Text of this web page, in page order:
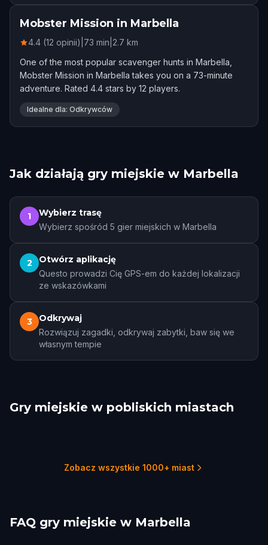
Mobster Mission in Marbella
4.4 (12 opinii) 73 min 2.7 km
One of the most popular scavenger hunts in Marbella,
Mobster Mission in Marbella takes you on a 73-minute
adventure. Rated 4.4 stars by 12 players.
Idealne dla: Odkrywców
Jak działają gry miejskie w Marbella
1 Wybierz trasę
Wybierz spośród 5 gier miejskich w Marbella
2 Otwórz aplikację
Questo prowadzi Cię GPS-em do każdej lokalizacji
ze wskazówkami
3 Odkrywaj
Rozwiązuj zagadki, odkrywaj zabytki, baw się we
własnym tempie
Gry miejskie w pobliskich miastach
Estepona
Zobacz wszystkie 1000+ miast
FAQ gry miejskie w Marbella